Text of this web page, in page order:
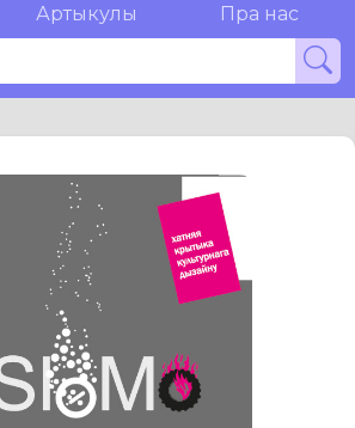
Артыкулы Пра нас